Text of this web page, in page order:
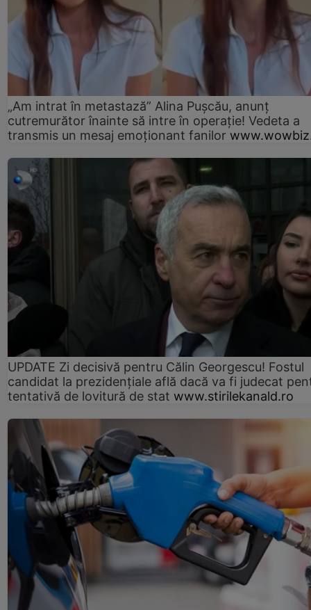
„Am intrat în metastază” Alina Pușcău, anunț
cutremurător înainte să intre în operație! Vedeta a
transmis un mesaj emoționant fanilor
UPDATE Zi decisivă pentru Călin Georgescu! Fostul
candidat la prezidențiale află dacă va fi judecat
tentativă de lovitură de stat www.stirilekanald.ro